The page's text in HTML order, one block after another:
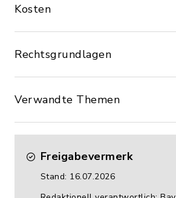
Kosten
Rechtsgrundlagen
Verwandte Themen
Freigabevermerk
Stand: 16.07.2026